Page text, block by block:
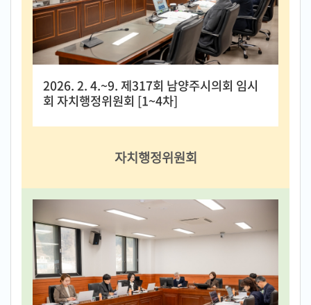
2026. 2. 4.~9. 제317회 남양주시의회 임시
회 자치행정위원회 [1~4차]
자치행정위원회